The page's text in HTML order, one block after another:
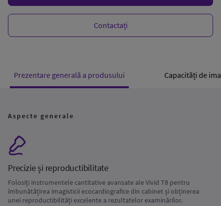
Contactați
Prezentare generală a produsului Capacități de
Aspecte generale
Precizie și reproductibilitate
Folosiți instrumentele cantitative avansate ale Vivid T8 pentru
îmbunătățirea imagisticii ecocardiografice din cabinet și obținerea
unei reproductibilități excelente a rezultatelor examinărilor.